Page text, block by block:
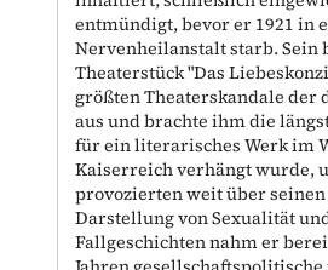
entmündigt, bevor er 1921 in
Nervenheilanstalt starb. Sein
Theaterstück "Das
größten Theaterskandale der
aus und brachte ihm die
für ein literarisches Werk im
Kaiserreich verhängt wurde,
provozierten weit über
Darstellung von Sexualität
Fallgeschichten nahm er